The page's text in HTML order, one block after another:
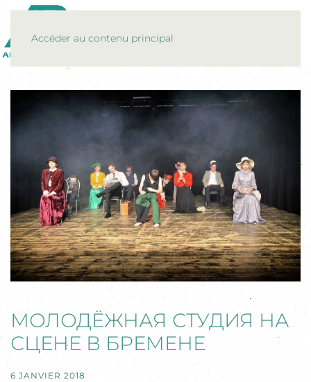
Accéder au contenu principal
МОЛОДЁЖНАЯ СТУДИЯ НА
СЦЕНЕ В БРЕМЕНЕ
6 JANVIER 2018